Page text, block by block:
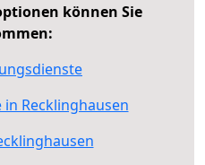
können Sie
Recklinghausen